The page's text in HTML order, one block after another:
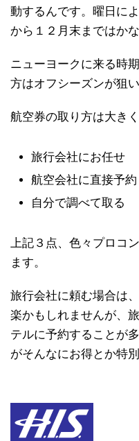
動するんです。曜日に
から１２月末まではか
ニューヨークに来る時
方はオフシーズンが狙い
航空券の取り方は大き
旅行会社にお任せ
航空会社に直接予約
自分で調べて取る
上記３点、色々プロコ
ます。
旅行会社に頼む場合は
楽かもしれませんが、
テルに予約することが
がそんなにお得とか特